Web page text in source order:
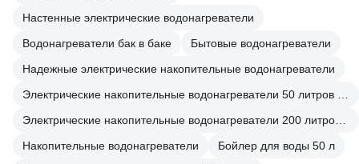
Настенные электрические водонагреватели
Водонагреватели бак в баке
Бытовые водонагреватели
Надежные электрические накопительные водонагреватели
Накопительные водонагреватели
Бойлер для воды 50 л